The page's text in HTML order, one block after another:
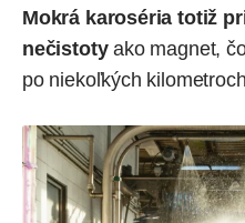
Mokrá karoséria totiž
nečistotyako magnet,
po niekoľkých